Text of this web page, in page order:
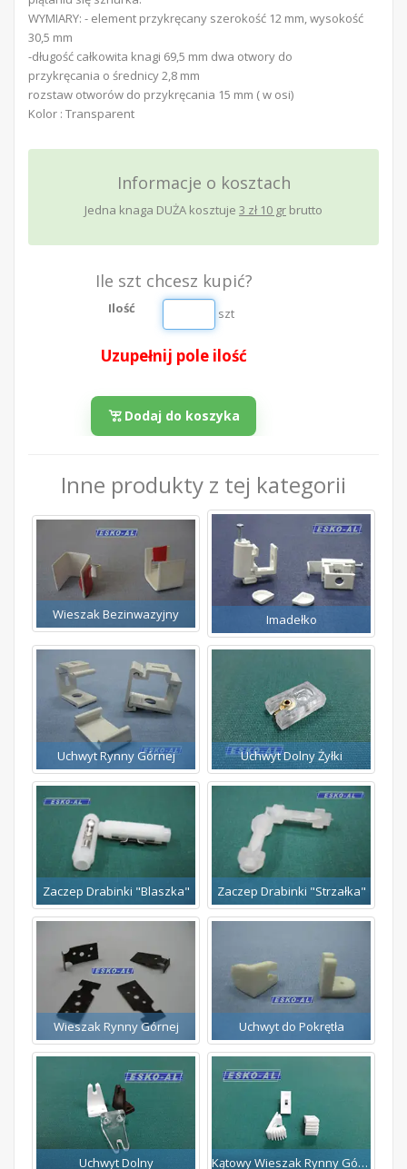
WYMIARY: - element przykręcany szerokość 12 mm, wysokość
30,5 mm
-długość całkowita knagi 69,5 mm dwa otwory do
przykręcania o średnicy 2,8 mm
rozstaw otworów do przykręcania 15 mm ( w osi)
Kolor : Transparent
Informacje o kosztach
Jedna knaga DUŻA kosztuje 3 zł 10 gr brutto
Ile szt chcesz kupić?
Ilość szt
Uzupełnij pole ilość
Dodaj do koszyka
Inne produkty z tej kategorii
Wieszak Bezinwazyjny Imadełko
Uchwyt Rynny Górnej Uchwyt Dolny Żyłki
Zaczep Drabinki "Blaszka" Zaczep Drabinki "Strzałka"
Wieszak Rynny Górnej Uchwyt do Pokrętła
Uchwyt Dolny Kątowy Wieszak Rynny Górnej